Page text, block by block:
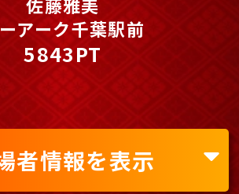
アーク千葉駅前
5843PT
者情報を表示